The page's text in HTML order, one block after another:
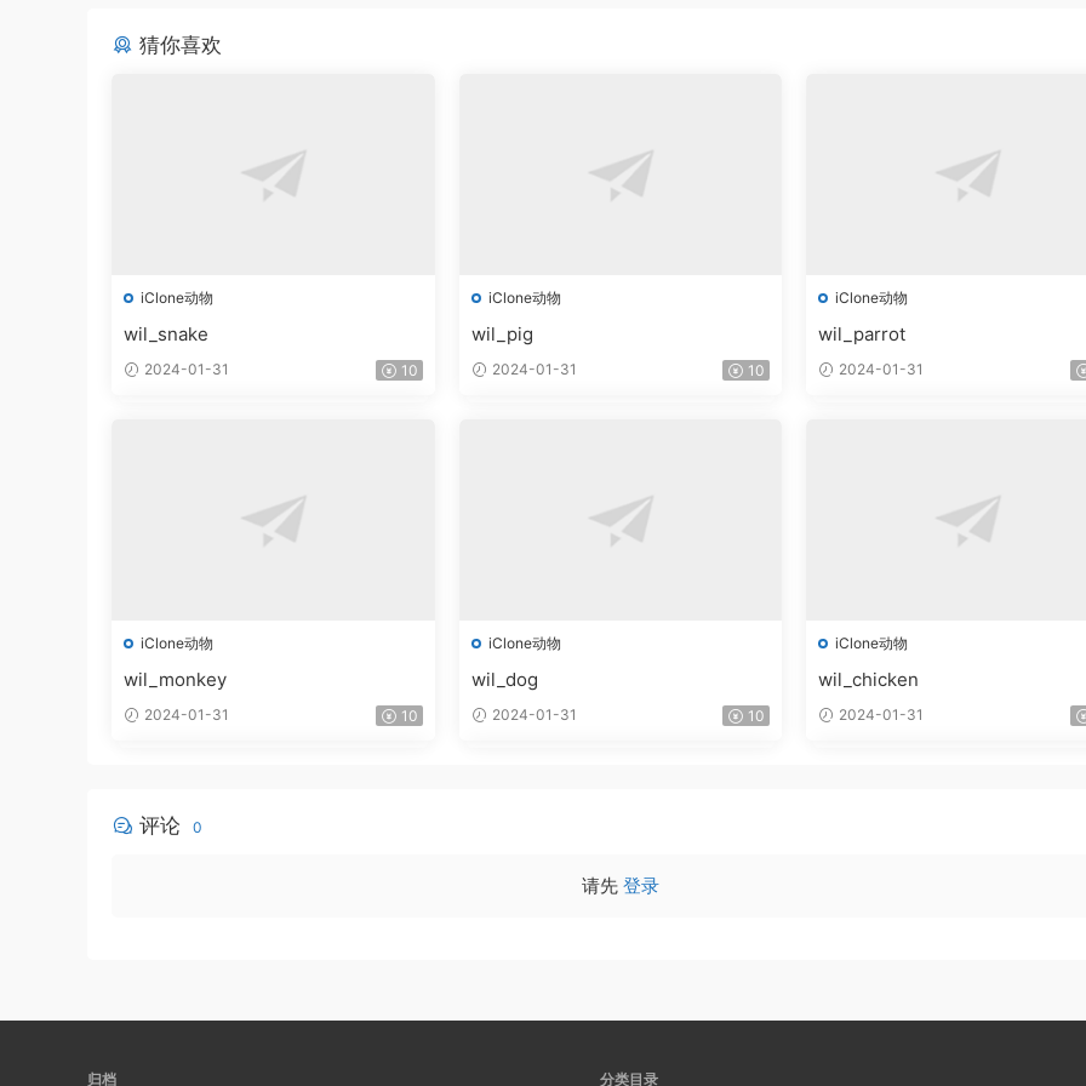
猜你喜欢
iClone动物
wil_snake
2024-01-31 10
iClone动物
wil_pig
2024-01-31 10
iClone动物
wil_parrot
2024-01-31
iClone动物
wil_monkey
2024-01-31 10
iClone动物
wil_dog
2024-01-31 10
iClone动物
wil_chicken
2024-01-31
评论 0
请先 登录
归档 分类目录